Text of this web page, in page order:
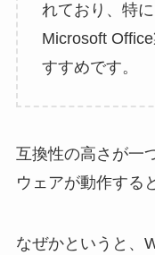
れており、特
Microsoft
すすめです。
互換性の高さが一
ウェアが動作する
なぜかというと、